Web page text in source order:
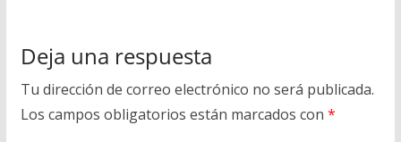
Deja una respuesta
Tu dirección de correo electrónico no será publicada.
Los campos obligatorios están marcados con *